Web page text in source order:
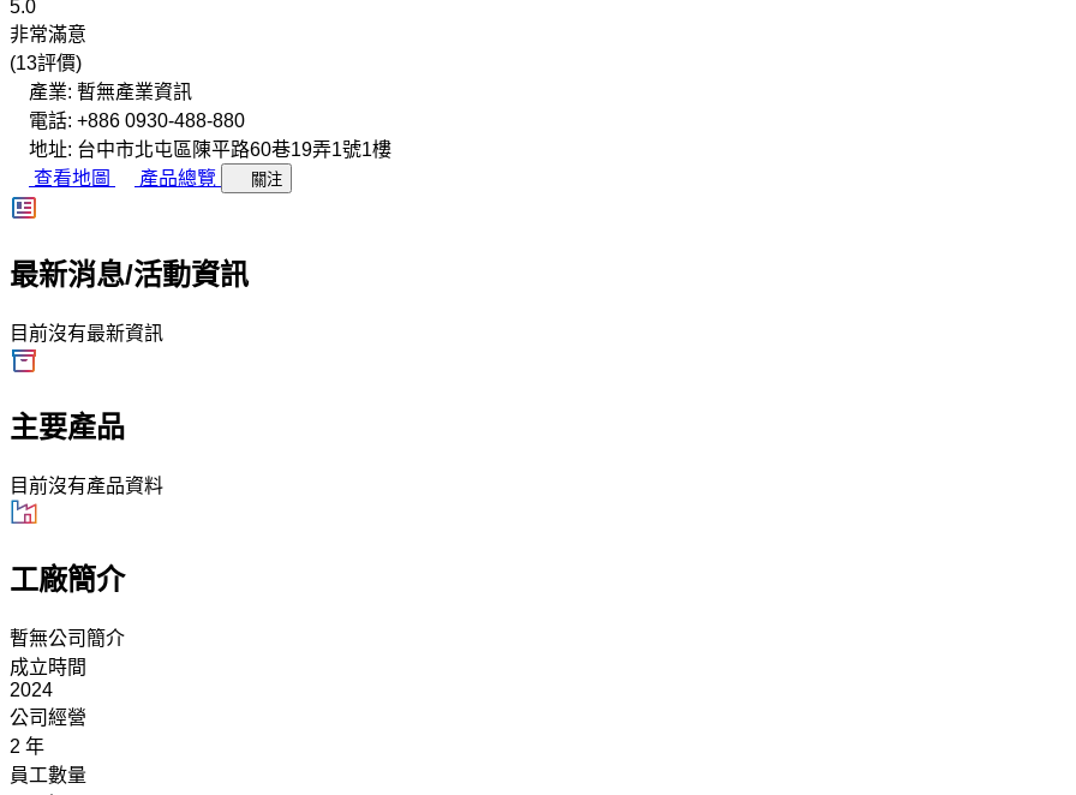
5.0
非常滿意
(13評價)
產業: 暫無產業資訊
電話: +886 0930-488-880
地址: 台中市北屯區陳平路60巷19弄1號1樓
查看地圖
產品總覽 關注
最新消息/活動資訊
目前沒有最新資訊
主要產品
目前沒有產品資料
工廠簡介
暫無公司簡介
成立時間
2024
公司經營
2 年
員工數量